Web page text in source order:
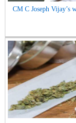
CM C Joseph Vijay’s